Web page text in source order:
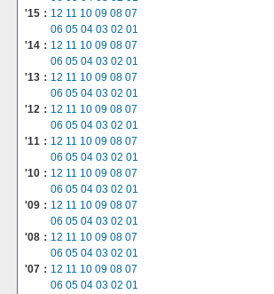
'15： 12 11 10 09 08 07
06 05 04 03 02 01
'14： 12 11 10 09 08 07
06 05 04 03 02 01
'13： 12 11 10 09 08 07
06 05 04 03 02 01
'12： 12 11 10 09 08 07
06 05 04 03 02 01
'11： 12 11 10 09 08 07
06 05 04 03 02 01
'10： 12 11 10 09 08 07
06 05 04 03 02 01
'09： 12 11 10 09 08 07
06 05 04 03 02 01
'08： 12 11 10 09 08 07
06 05 04 03 02 01
'07： 12 11 10 09 08 07
06 05 04 03 02 01